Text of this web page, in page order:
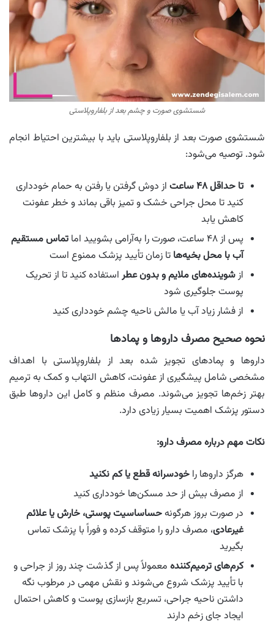
شستشوی صورت و چشم بعد از بلفاروپلاستی
شستشوی صورت بعد از بلفاروپلاستی باید با بیشترین احتیاط انجام
شود. توصیه می‌شود:
تا حداقل ۴۸ ساعت
از دوش گرفتن یا رفتن به حمام خودداری
کنید تا محل جراحی خشک و تمیز باقی بماند و خطر عفونت
کاهش یابد
پس از ۴۸ ساعت، صورت را به‌آرامی بشویید اما
تماس مستقیم
آب با محل بخیه‌ها تا زمان تأیید پزشک ممنوع است
ازشوینده‌های ملایم و بدون عطر استفاده کنید تا از تحریک
پوست جلوگیری شود
از فشار زیاد آب یا مالش ناحیه چشم خودداری کنید
نحوه صحیح مصرف داروها و پمادها
داروها و پمادهای تجویز شده بعد از بلفاروپلاستی با اهداف
مشخصی شامل پیشگیری از عفونت، کاهش التهاب و کمک به ترمیم
بهتر زخم‌ها تجویز می‌شوند. مصرف منظم و کامل این داروها طبق
دستور پزشک اهمیت بسیار زیادی دارد.
نکات مهم درباره مصرف دارو:
هرگز داروها را خودسرانه قطع یا کم نکنید
از مصرف بیش از حد مسکن‌ها خودداری کنید
در صورت بروز هرگونهحساساسیت پوستی، خارش یا علائم
غیرعادی، مصرف دارو را متوقف کرده و فوراً با پزشک تماس
بگیرید
کرم‌های ترمیم‌کننده معمولاً پس از گذشت چند روز از جراحی و
با تأیید پزشک شروع می‌شوند و نقش مهمی در مرطوب نگه
داشتن ناحیه جراحی، تسریع بازسازی پوست و کاهش احتمال
ایجاد جای زخم دارند